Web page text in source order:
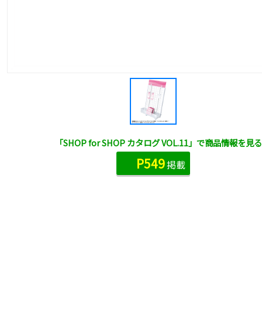
「SHOP for SHOP カタログ VOL.11」で商品情報を見る
P549掲載